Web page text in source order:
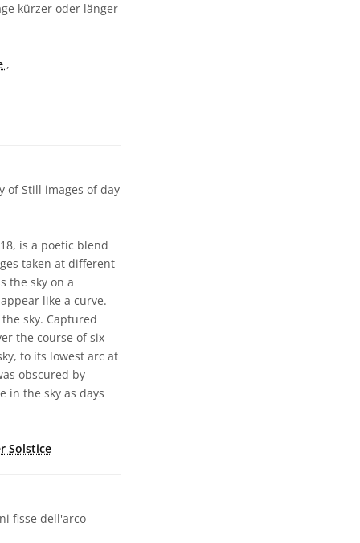
kürzer oder länger
,
of Still images of day
is a poetic blend
taken at different
the sky on a
like a curve.
sky. Captured
the course of six
to its lowest arc at
obscured by
in the sky as days
Solstice
fisse dell'arco